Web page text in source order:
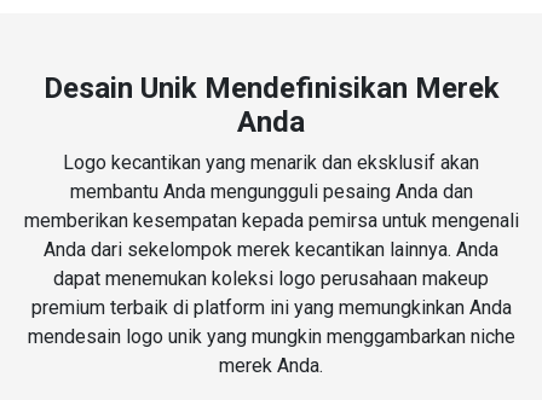
Desain Unik Mendefinisikan Merek
Anda
Logo kecantikan yang menarik dan eksklusif akan
membantu Anda mengungguli pesaing Anda dan
memberikan kesempatan kepada pemirsa untuk mengenali
Anda dari sekelompok merek kecantikan lainnya. Anda
dapat menemukan koleksi logo perusahaan makeup
premium terbaik di platform ini yang memungkinkan Anda
mendesain logo unik yang mungkin menggambarkan niche
merek Anda.